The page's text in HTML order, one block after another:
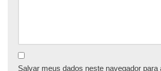
Salvar meus dados neste navegador para